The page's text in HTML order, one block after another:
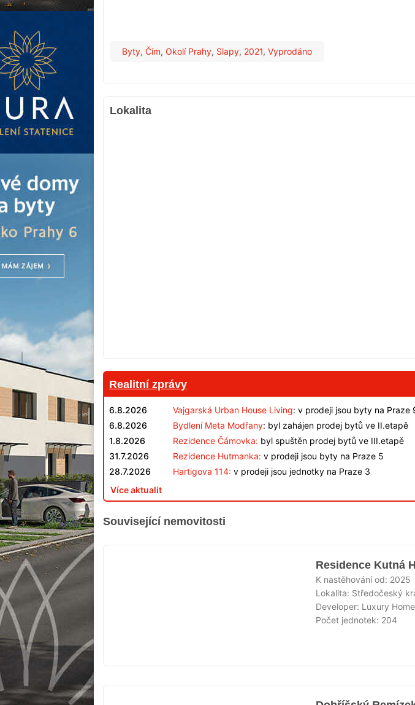
Byty, Čím, Okolí Prahy, Slapy, 2021, Vyprodáno
Lokalita
Realitní zprávy
6.8.2026 Vajgarská Urban House Living: v prodeji jsou byty na Praze
6.8.2026
Bydlení Meta Modřany: byl zahájen prodej bytů ve II.etapě
1.8.2026
Rezidence Čámovka: byl spuštěn prodej bytů ve III.etapě
31.7.2026
Rezidence Hutmanka: v prodeji jsou byty na Praze 5
28.7.2026
Hartigova 114: v prodeji jsou jednotky na Praze 3
Více aktualit
Související nemovitosti
Residence Kutná
K nastěhování od: 2025
Lokalita: Středočeský
Developer: Luxury
Počet jednotek: 204